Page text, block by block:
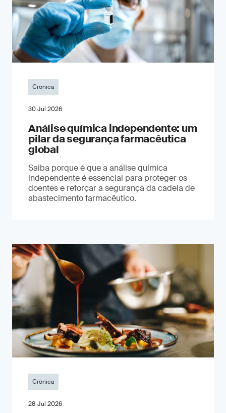
Crónica
30 Jul 2026
Análise química independente: um
pilar da segurança farmacêutica
global
Saiba porque é que a análise química
independente é essencial para proteger os
doentes e reforçar a segurança da cadeia de
abastecimento farmacêutico.
Crónica
28 Jul 2026